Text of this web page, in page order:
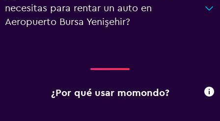
necesitas para rentar un auto en
Aeropuerto Bursa Yenişehir?
¿Por qué usar momondo?